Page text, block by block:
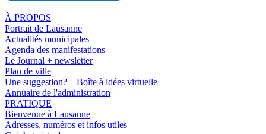
À PROPOS
Portrait de Lausanne
Actualités municipales
Agenda des manifestations
Le Journal + newsletter
Plan de ville
Une suggestion? – Boîte à idées virtuelle
Annuaire de l'administration
PRATIQUE
Bienvenue à Lausanne
Adresses, numéros et infos utiles